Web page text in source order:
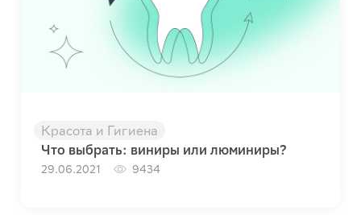
Красота и Гигиена
Что выбрать: виниры или люминиры?
29.06.2021 9434